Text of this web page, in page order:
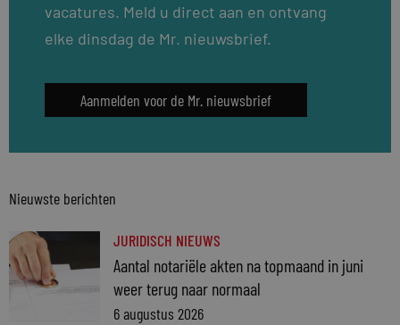
vacatures. Meld u direct aan en ontvang
elke dinsdag de Mr. nieuwsbrief.
Aanmelden voor de Mr. nieuwsbrief
Nieuwste berichten
JURIDISCH NIEUWS
Aantal notariële akten na topmaand in juni
weer terug naar normaal
6 augustus 2026